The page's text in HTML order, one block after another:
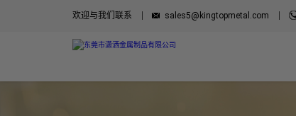
欢迎与我们联系 sales5@kingtopmetal.com